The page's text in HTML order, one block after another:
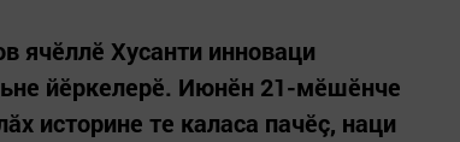
ячӗллӗ Хусанти инноваци
йӗркелерӗ. Июнӗн 21-мӗшӗнче
историне те каласа пачӗç, наци